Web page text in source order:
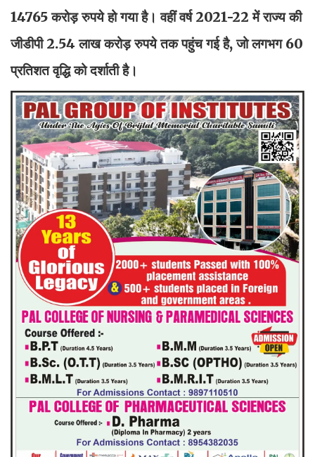
14765 करोड़ रुपये हो गया है। वहीं वर्ष 2021-22 में राज्य की
जीडीपी 2.54 लाख करोड़ रुपये तक पहुंच गई है, जो लगभग 60
प्रतिशत वृद्धि को दर्शाती है।